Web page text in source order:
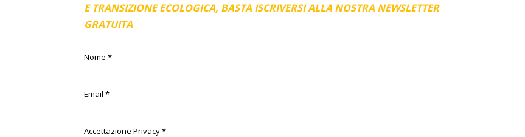
E TRANSIZIONE ECOLOGICA, BASTA ISCRIVERSI ALLA NOSTRA NEWSLETTER
GRATUITA
Nome *
Email *
Accettazione Privacy*